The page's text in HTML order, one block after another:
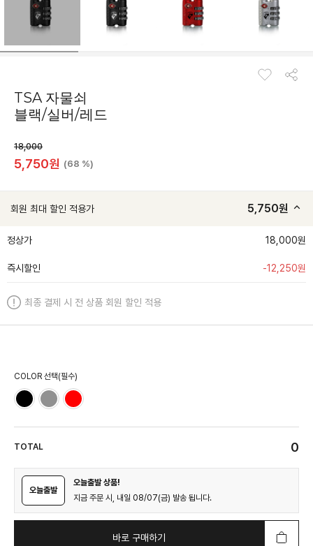
TSA 자물쇠
블랙/실버/레드
18,000
5,750원 (68 %)
회원 최대 할인 적용가 5,750원
정상가 18,000원
즉시할인 -12,250원
최종 결제 시 전 상품 회원 할인 적용
COLOR 선택(필수)
TOTAL 0
오늘출발
오늘출발 상품!
지금 주문 시, 내일 08/07(금) 발송 됩니다.
바로 구매하기